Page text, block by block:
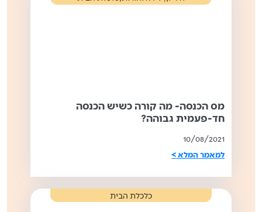
מס הכנסה- מה קורה כשיש הכנסה
חד-פעמית גבוהה?
10/08/2021
למאמר המלא >
כלכלת הבית